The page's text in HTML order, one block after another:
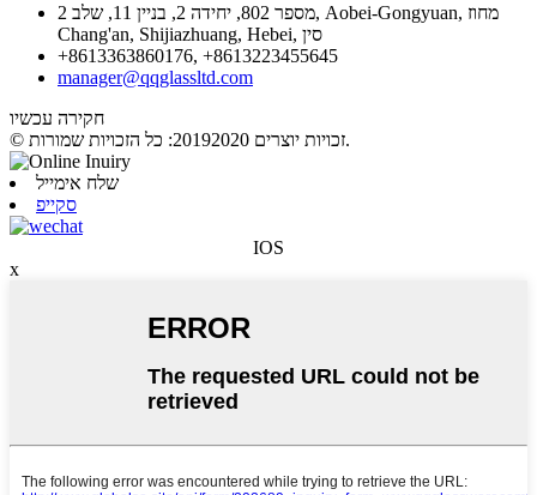
מספר 802, יחידה 2, בניין 11, שלב 2, Aobei-Gongyuan, מחוז
Chang'an, Shijiazhuang, Hebei, סין
+8613363860176, +8613223455645
manager@qqglassltd.com
חקירה עכשיו
© זכויות יוצרים 20192020: כל הזכויות שמורות.
שלח אימייל
סקייפ
IOS
x